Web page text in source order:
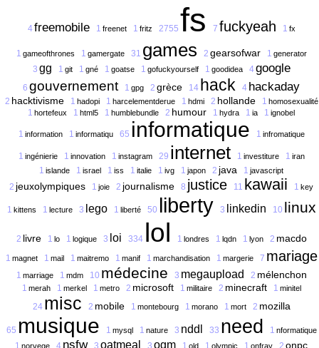
4freemobile 1 freenet 1 fritz 2755 fs 7 fuckyeah 1 fx
1 gameofthrones 1 gamergate 31 games 2 gearsofwar 1 generator
3 gg 1 git 1 gné 1 goatse 1 gofuckyourself 1 goodidea 4google
6 gouvernement 1 gpg 2 grèce 14 hack 4 hackaday
2 hacktivisme 1 hadopi 1 harcelementderue 1 hdmi 2 hollande 1 homosexualité
1 hortefeux 1 html5 1 humblebundle 2 humour 1 hydra 1 ia 1 ignobel
1 information 1 informatiqu 65 informatique 1 infromatique
1 ingénierie 1 innovation 1 instagram 29 internet 1 investiture 1 iran
1 islande 1 israel 1 iss 1 italie 1 ivg 1 japon 2 java 1 javascript
2 jeuxolympiques 1 joie 2 journalisme 8 justice 11 kawaii 1 key
1 kittens 1 lecture 3 lego 1 liberté 50 liberty 3 linkedin 10 linux
2 livre 1 lo 1 logique 3 loi 334 lol 1 londres 1 lqdn 1 lyon 2 macdo
1 magnet 1 mail 1 maitremo 1 manif 1 marchandisation 1 margerie 7 mariage
1 marriage 1 mdm 10 médecine 3 megaupload 2 mélenchon
1 merah 1 merkel 1 metro 2 microsoft 1 militaire 2 minecraft 1 minitel
24 misc 2 mobile 1 montebourg 1 morano 1 mort 2 mozilla
65 musique 1 mysql 1 nature 3 nddl 33 need 1 nformatique
1 norvege 4 nsfw 3 oatmeal 3 ogm 1 old 1 olympic 1 onfray 2 onpc